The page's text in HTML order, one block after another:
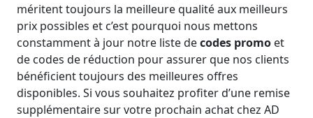
méritent toujours la meilleure qualité aux meilleurs
prix possibles et c’est pourquoi nous mettons
constamment à jour notre liste decodes promo et
de codes de réduction pour assurer que nos clients
bénéficient toujours des meilleures offres
disponibles. Si vous souhaitez profiter d’une remise
supplémentaire sur votre prochain achat chez AD